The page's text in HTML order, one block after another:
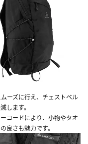
ーズに行え、チェストベル
します。
コードにより、小物やタオ
良さも魅力です。